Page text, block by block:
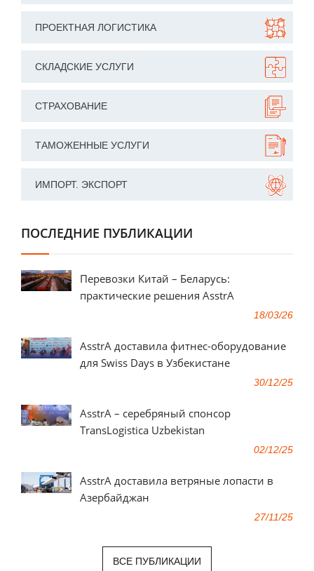
ПРОЕКТНАЯ ЛОГИСТИКА
СКЛАДСКИЕ УСЛУГИ
СТРАХОВАНИЕ
ТАМОЖЕННЫЕ УСЛУГИ
ИМПОРТ. ЭКСПОРТ
ПОСЛЕДНИЕ ПУБЛИКАЦИИ
Перевозки Китай – Беларусь:
практические решения AsstrA
18/03/26
AsstrA доставила фитнес-оборудование
для Swiss Days в Узбекистане
30/12/25
AsstrA – серебряный спонсор
TransLogistica Uzbekistan
02/12/25
AsstrA доставила ветряные лопасти в
Азербайджан
27/11/25
ВСЕ ПУБЛИКАЦИИ